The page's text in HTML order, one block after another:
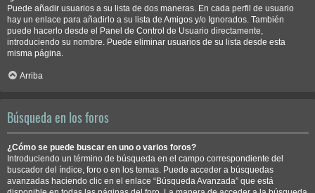
Puede añadir usuarios a su lista de dos maneras. En cada perfil de usuario
hay un enlace para añadirlo a su lista de Amigos y/o Ignorados. También
puede hacerlo desde el Panel de Control de Usuario directamente,
introduciendo su nombre. Puede eliminar usuarios de su lista desde esta
misma página.
Arriba
Búsqueda en los foros
¿Cómo se puede buscar en uno o varios foros?
Introduciendo un término de búsqueda en el campo correspondiente del
buscador del índice, foro o en los temas. Puede acceder a búsquedas
avanzadas haciendo clic en el enlace “Búsqueda Avanzada” que está